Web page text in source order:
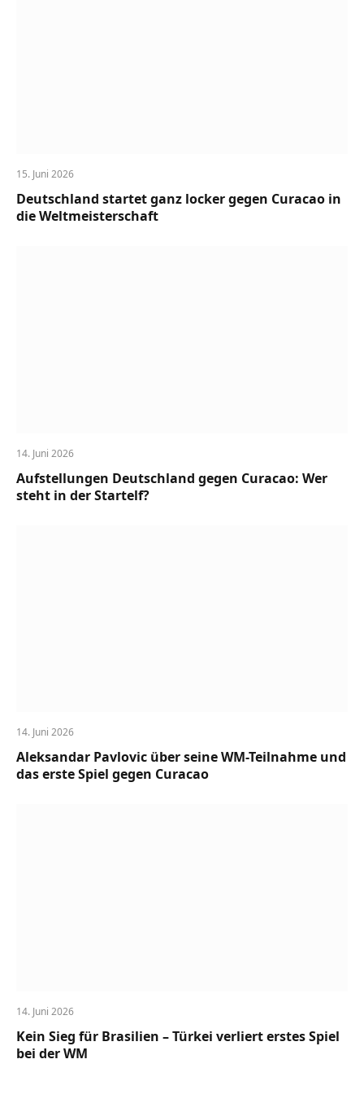
15. Juni 2026
Deutschland startet ganz locker gegen Curacao in
die Weltmeisterschaft
14. Juni 2026
Aufstellungen Deutschland gegen Curacao: Wer
steht in der Startelf?
14. Juni 2026
Aleksandar Pavlovic über seine WM-Teilnahme und
das erste Spiel gegen Curacao
14. Juni 2026
Kein Sieg für Brasilien – Türkei verliert erstes Spiel
bei der WM